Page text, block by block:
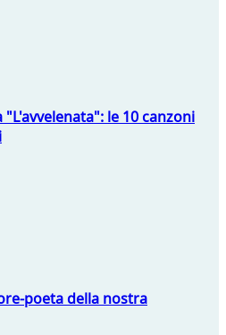
le 10 canzoni
poeta della nostra